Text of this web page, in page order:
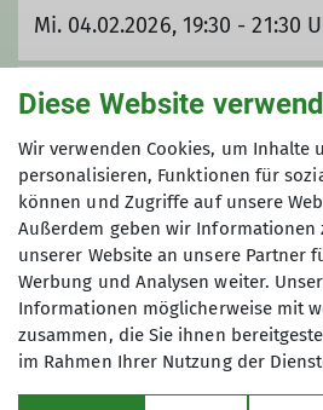
Mi. 04.02.2026, 19:30 - 21:30
Unsere Veranstaltungsorte
Restaurant Donau-Hirsch
Lauchertbühl 9
72517
Diese Website
Wir verwenden Cookies, um Inhalte
personalisieren, Funktionen für
können und Zugriffe auf unsere
Außerdem geben wir Informationen
unserer Website an unsere Partner
Werbung und Analysen weiter.
Informationen möglicherweise mit
zusammen, die Sie ihnen
im Rahmen Ihrer Nutzung der